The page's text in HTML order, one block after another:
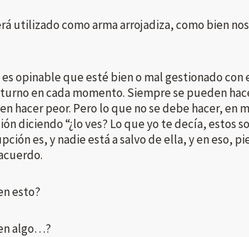
utilizado como arma arrojadiza, como bien
opinable que esté bien o mal gestionado con
en cada momento. Siempre se pueden
hacer peor. Pero lo que no se debe hacer, en
diciendo “¿lo ves? Lo que yo te decía, estos
es, y nadie está a salvo de ella, y en eso,
esto?
algo…?